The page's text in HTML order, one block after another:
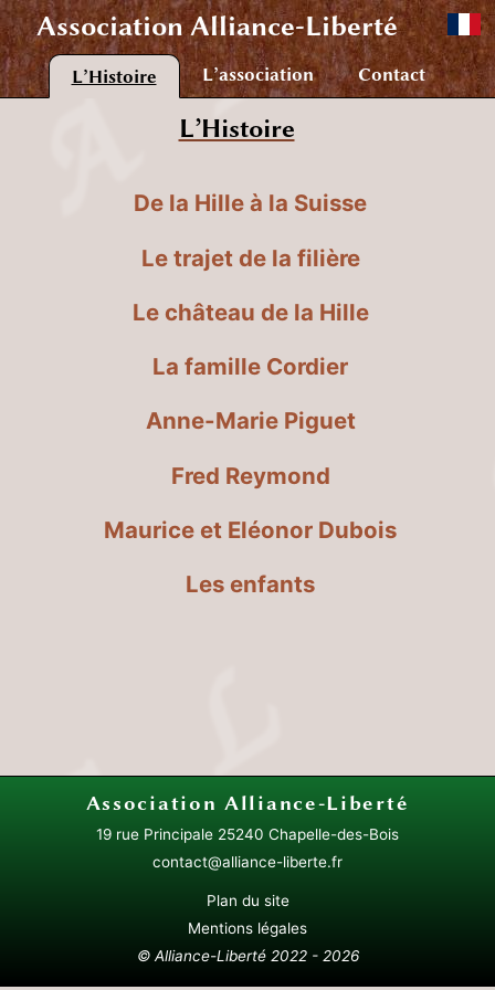
AssociationAlliance-Liberté
L’Histoire L’association Contact
L’Histoire
De la Hille à la Suisse
Le trajet de la filière
Le château de la Hille
La famille Cordier
Anne-Marie Piguet
Fred Reymond
Maurice et Eléonor Dubois
Les enfants
AssociationAlliance-Liberté
19 rue Principale 25240 Chapelle-des-Bois
contact@alliance-liberte.fr
Plan du site
Mentions légales
© Alliance-Liberté 2022 - 2026